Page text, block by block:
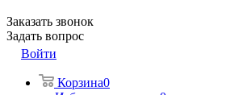
Заказать звонок
Задать вопрос
Войти
Корзина0